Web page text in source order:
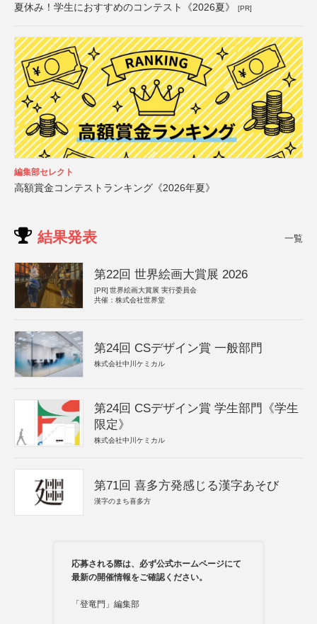
夏休み！学生におすすめのコンテスト《2026夏》 [PR]
編集部セレクト
高額賞金コンテストランキング《2026年夏》
結果発表 一覧
第22回 世界絵画大賞展 2026
[PR] 世界絵画大賞展 実行委員会
共催：株式会社世界堂
第24回 CSデザイン賞 一般部門
株式会社中川ケミカル
第24回 CSデザイン賞 学生部門《学生
限定》
株式会社中川ケミカル
第71回 喜多方発感じる漢字あそび
漢字のまち喜多方
応募される際は、必ず公式ホームページにて
最新の開催情報をご確認ください。
「登竜門」編集部